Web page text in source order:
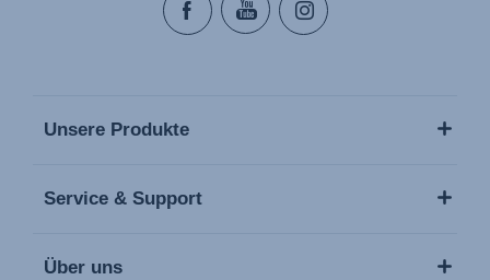
Unsere Produkte
Service & Support
Über uns